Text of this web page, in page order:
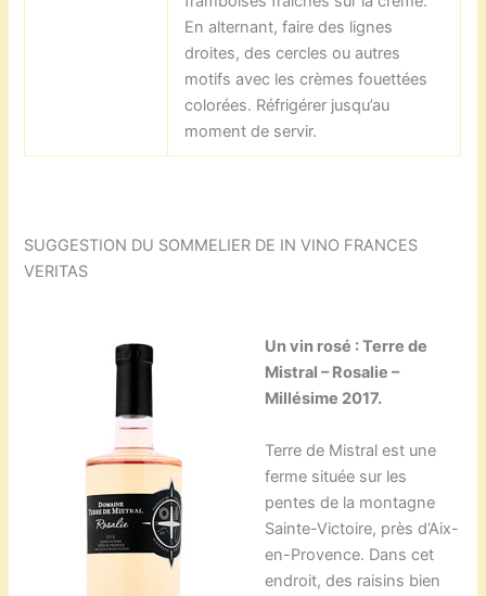
En alternant, faire des lignes
droites, des cercles ou autres
motifs avec les crèmes fouettées
colorées. Réfrigérer jusqu’au
moment de servir.
SUGGESTION DU SOMMELIER DE IN VINO FRANCES
VERITAS
Un vin rosé : Terre de
Mistral – Rosalie –
Millésime 2017.
Terre de Mistral est une
ferme située sur les
pentes de la montagne
Sainte-Victoire, près d’Aix-
en-Provence. Dans cet
endroit, des raisins bien